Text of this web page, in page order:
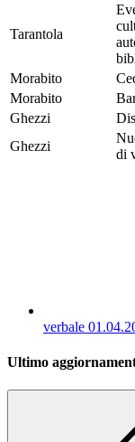
Tarantola
Morabito
Morabito
Ghezzi
Ghezzi
di
verbale
Ultimo